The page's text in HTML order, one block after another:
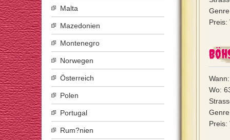
Preis:
Wo:
Preis:
Malta
Mazedonien
Montenegro
Norwegen
Österreich
Polen
Portugal
Rum?nien